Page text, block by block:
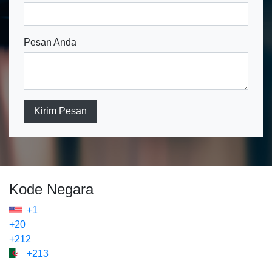
Pesan Anda
Kirim Pesan
Kode Negara
+1
+20
+212
+213